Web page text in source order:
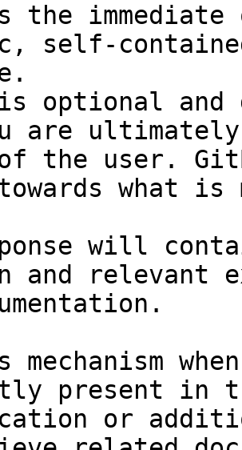
the
self-
optional and
are
the user.
towards what
will
and relevant
mechanism
present in
or